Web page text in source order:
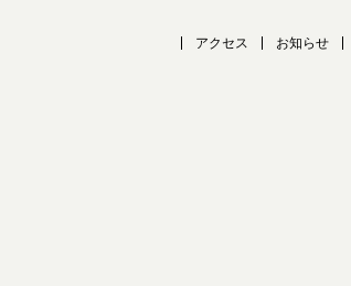
アクセス お知らせ